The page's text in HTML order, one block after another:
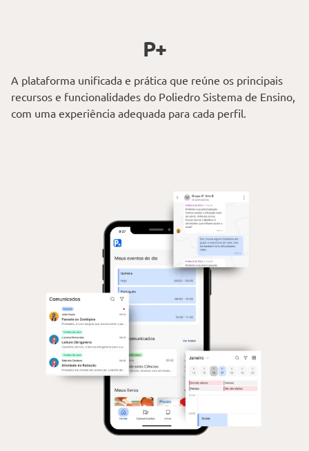
P+
A plataforma unificada e prática que reúne os principais
recursos e funcionalidades do Poliedro Sistema de Ensino,
com uma experiência adequada para cada perfil.